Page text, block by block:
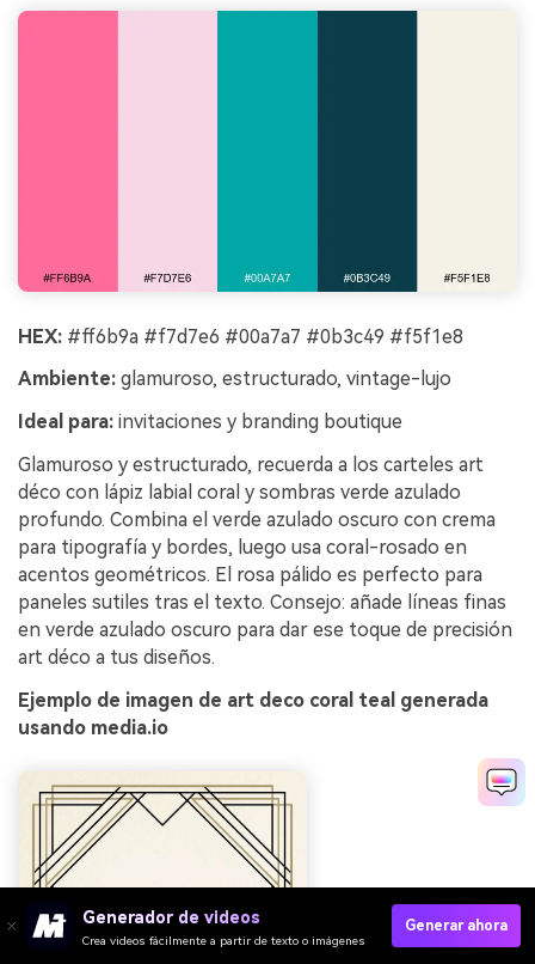
HEX: #ff6b9a #f7d7e6 #00a7a7 #0b3c49 #f5f1e8
Ambiente: glamuroso, estructurado, vintage-lujo
Ideal para: invitaciones y branding boutique
Glamuroso y estructurado, recuerda a los carteles art
déco con lápiz labial coral y sombras verde azulado
profundo. Combina el verde azulado oscuro con crema
para tipografía y bordes, luego usa coral-rosado en
acentos geométricos. El rosa pálido es perfecto para
paneles sutiles tras el texto. Consejo: añade líneas finas
en verde azulado oscuro para dar ese toque de precisión
art déco a tus diseños.
Ejemplo de imagen de art deco coral teal generada
usando media.io
Generador de videos
Crea videos fácilmente a partir de texto o imágenes
Generar ahora